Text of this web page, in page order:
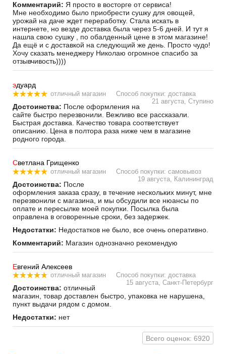
Комментарий: Я просто в восторге от сервиса!
Мне необходимо было приобрести сушку для овощей,
урожай на даче ждет переработку. Стала искать в
интернете, но везде доставка была через 5-6 дней. И тут я
нашла свою сушку , по обалденный цене в этом магазине!
Да ещё и с доставкой на следующий же день. Просто чудо!
Хочу сказать менеджеру Николаю огромное спасибо за
отзывчивость))))
эдуард
отличный магазин
Способ покупки: доставка
21 августа, Ступино
Достоинства: После оформления на
сайте быстро перезвонили. Вежливо все рассказали.
Быстрая доставка. Качество товара соответствует
описанию. Цена в полтора раза ниже чем в магазине
родного города.
Светлана Грищенко
отличный магазин
Способ покупки: самовывоз
19 августа, Калининград
Достоинства: После
оформления заказа сразу, в течение нескольких минут, мне
перезвонили с магазина, и мы обсудили все нюансы по
оплате и пересылке моей покупки. Посылка была
оправлена в оговоренные сроки, без задержек.
Недостатки: Недостатков не было, все очень оперативно.
Комментарий: Магазин однозначно рекомендую
Евгений Алексеев
отличный магазин
Способ покупки: доставка
15 августа, Санкт-Петербург
Достоинства: отличный
магазин, товар доставлен быстро, упаковка не нарушена,
пункт выдачи рядом с домом.
Недостатки: нет
Всего оценок: 6920